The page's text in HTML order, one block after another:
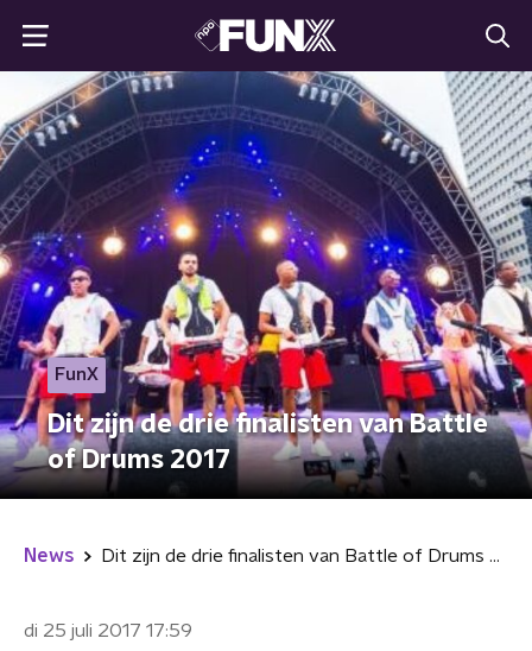
FunX
Dit zijn de drie finalisten van Battle
of Drums 2017
News Dit zijn de drie finalisten van Battle of Drums 2017
di 25 juli 2017 17:59